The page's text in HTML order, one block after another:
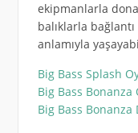
ekipmanlarla
balıklarla
anlamıyla
Big Bass Splash
Big Bass Bonanza
Big Bass Bonanza